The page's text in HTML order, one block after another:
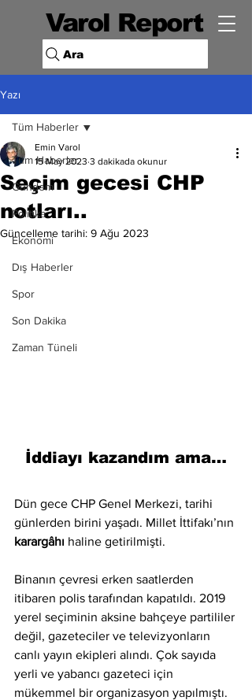
Varol Report
Ara
Yazı
Tüm Haberler
Gündem
Politika
Ekonomi
Dış Haberler
Spor
Son Dakika
Zaman Tüneli
Tüm Haberler
Seçim gecesi CHP
notları..
Emin Varol
15 May 2023 3 dakikada okunur
Güncelleme tarihi: 9 Ağu 2023
İddiayı kazandım ama…
Dün gece CHP Genel Merkezi, tarihi
günlerden birini yaşadı. Millet İttifakı’nın
karargâhı haline getirilmişti.
Binanın çevresi erken saatlerden
itibaren polis tarafından kapatıldı. 2019
yerel seçiminin aksine bahçeye partililer
değil, gazeteciler ve televizyonların
canlı yayın ekipleri alındı. Çok sayıda
yerli ve yabancı gazeteci için
mükemmel bir organizasyon yapılmıştı.